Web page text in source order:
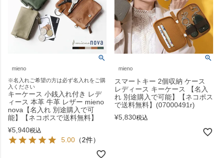
mieno
※名入れご希望の方は必ず名入れをご購
入ください
キーケース 小銭入れ付き レデ
ィース 本革 牛革 レザー mieno
nova【名入れ 別途購入で可
能】【ネコポスで送料無料】
¥5,940税込
5.00 （2件）
mieno
スマートキー 2個収納 ケース
レディース キーケース 【名入
れ 別途購入で可能】【ネコポス
で送料無料】(07000491r)
¥5,830税込